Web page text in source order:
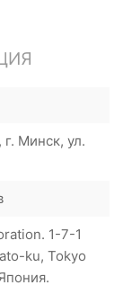
Минск, ул.
1-7-1
ku, Tokyo